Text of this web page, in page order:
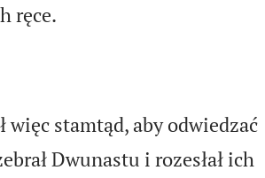
ręce.
więc stamtąd, aby odwiedzać
Dwunastu i rozesłał ich